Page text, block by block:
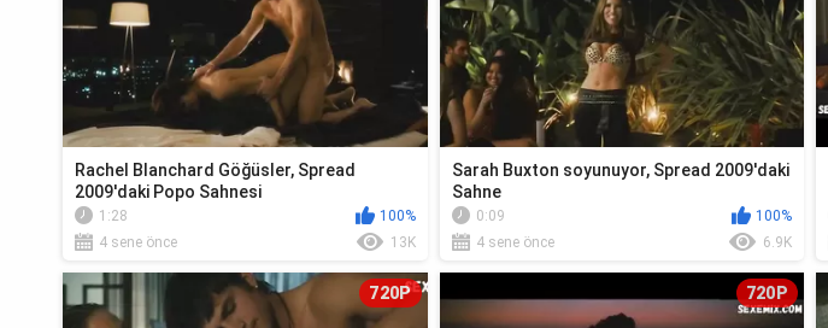
Rachel Blanchard Göğüsler, Spread
2009'daki Popo Sahnesi
1:28
100%
4 sene önce
13K
Sarah Buxton soyunuyor, Spread 2009'daki
Sahne
0:09
100%
4 sene önce
6.9K
720P 720P